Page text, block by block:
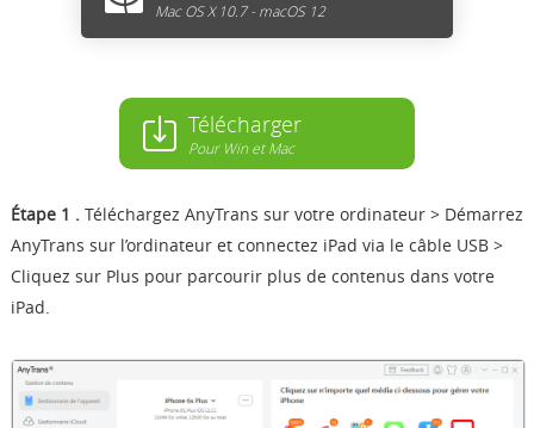
Mac OS X 10.7 - macOS 12
Télécharger
Pour Win et Mac
Étape 1 .Téléchargez AnyTrans sur votre ordinateur > Démarrez
AnyTrans sur l’ordinateur et connectez iPad via le câble USB >
Cliquez sur Plus pour parcourir plus de contenus dans votre
iPad.